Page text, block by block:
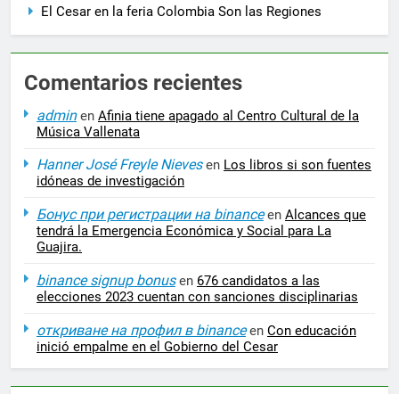
El Cesar en la feria Colombia Son las Regiones
Comentarios recientes
adminen Afinia tiene apagado al Centro Cultural de la
Música Vallenata
Hanner José Freyle Nievesen Los libros si son fuentes
idóneas de investigación
Бонус при регистрации на binanceen Alcances que
tendrá la Emergencia Económica y Social para La
Guajira.
binance signup bonusen 676 candidatos a las
elecciones 2023 cuentan con sanciones disciplinarias
откриване на профил в binanceen Con educación
inició empalme en el Gobierno del Cesar